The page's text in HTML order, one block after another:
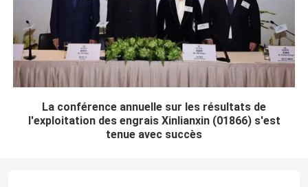
La conférence annuelle sur les résultats de
l'exploitation des engrais Xinlianxin (01866) s'est
tenue avec succès